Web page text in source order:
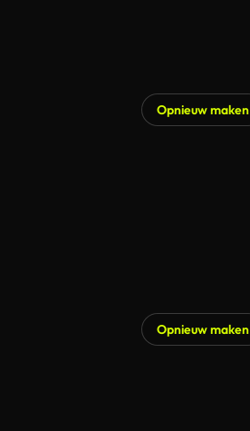
Opnieuw maken
Opnieuw maken